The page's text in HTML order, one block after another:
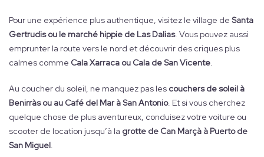
Pour une expérience plus authentique, visitez le village de Santa
Gertrudis ou le marché hippie de Las Dalias. Vous pouvez aussi
emprunter la route vers le nord et découvrir des criques plus
calmes comme Cala Xarraca ou Cala de San Vicente
Au coucher du soleil, ne manquez pas les couchers de soleil à
Benirràs ou au Café del Mar à San Antonio. Et si vous cherchez
quelque chose de plus aventureux, conduisez votre voiture ou
scooter de location jusqu’à la grotte de Can Marçà à Puerto de
San Miguel